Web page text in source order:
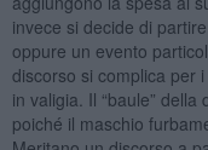
invece si decide di
oppure un evento
discorso si complica per
in valigia. Il “baule”
poiché il maschio